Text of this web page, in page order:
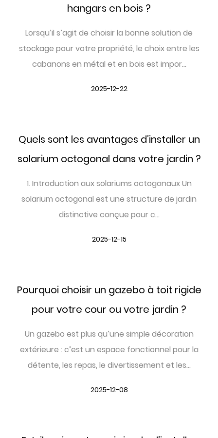
hangars en bois ?
Lorsqu’il s’agit de choisir la bonne solution de
stockage pour votre propriété, le choix entre les
cabanons en métal et en bois est impor...
2025-12-22
Quels sont les avantages d’installer un
solarium octogonal dans votre jardin ?
1. Introduction aux solariums octogonaux Un
solarium octogonal est une structure de jardin
distinctive conçue pour c...
2025-12-15
Pourquoi choisir un gazebo à toit rigide
pour votre cour ou votre jardin ?
Un gazebo est plus qu’une simple décoration
extérieure : c’est un espace fonctionnel pour la
détente, les repas, le divertissement et les...
2025-12-08